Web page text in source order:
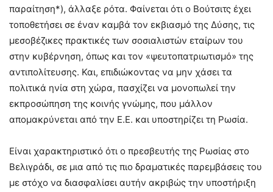
παραίτηση*), άλλαξε ρότα. Φαίνεται ότι ο Βούτσιτς έχει
τοποθετήσει σε έναν καμβά τον εκβιασμό της Δύσης, τις
μεσοβέζικες πρακτικές των σοσιαλιστών εταίρων του
στην κυβέρνηση, όπως και τον «ψευτοπατριωτισμό» της
αντιπολίτευσης. Και, επιδιώκοντας να μην χάσει τα
πολιτικά ηνία στη χώρα, πασχίζει να μονοπωλεί την
εκπροσώπηση της κοινής γνώμης, που μάλλον
απομακρύνεται από την Ε.Ε. και υποστηρίζει τη Ρωσία.
Είναι χαρακτηριστικό ότι ο πρεσβευτής της Ρωσίας στο
Βελιγράδι, σε μια από τις πιο δραματικές παρεμβάσεις του
με στόχο να διασφαλίσει αυτήν ακριβώς την υποστήριξη